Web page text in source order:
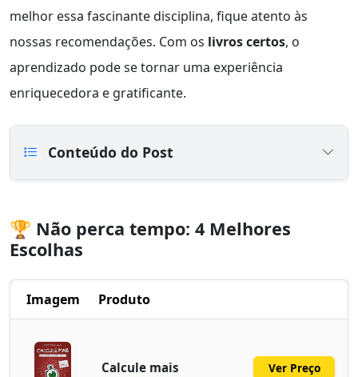
melhor essa fascinante disciplina, fique atento às
nossas recomendações. Com os livros certos, o
aprendizado pode se tornar uma experiência
enriquecedora e gratificante.
Conteúdo do Post
🏆 Não perca tempo: 4 Melhores
Escolhas
Imagem Produto
Calcule mais Ver Preço